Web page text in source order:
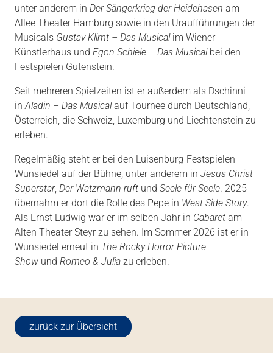
unter anderem in Der Sängerkrieg der Heidehasen am
Allee Theater Hamburg sowie in den Uraufführungen der
Musicals Gustav Klimt – Das Musicalim Wiener
Künstlerhaus und Egon Schiele – Das Musicalbei den
Festspielen Gutenstein.
Seit mehreren Spielzeiten ist er außerdem als Dschinni
in Aladin – Das Musicalauf Tournee durch Deutschland,
Österreich, die Schweiz, Luxemburg und Liechtenstein zu
erleben.
Regelmäßig steht er bei den Luisenburg-Festspielen
Wunsiedel auf der Bühne, unter anderem in Jesus Christ
Superstar, Der Watzmann ruft und Seele für Seele. 2025
übernahm er dort die Rolle des Pepe in West Side Story.
Als Ernst Ludwig war er im selben Jahr in Cabaret am
Alten Theater Steyr zu sehen. Im Sommer 2026 ist er in
Wunsiedel erneut in The Rocky Horror Picture
Show und Romeo & Julia zu erleben.
zurück zur Übersicht